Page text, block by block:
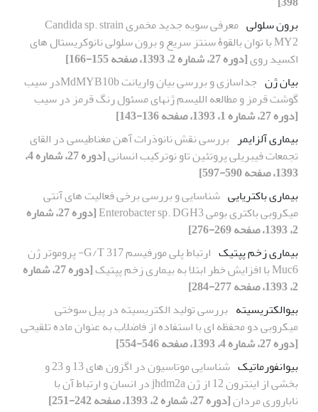
برون سلولی
معرفی سویه جدید مخمری Candida sp. strain
MY2 با توان بالقوۀ سنتز سریع و برون سلولی نانوکریستال های
اکسید روی[دوره 27، شماره 2، 1393، صفحه 155-166]
بیان ژن
جداسازی و بررسی بیان واریانت MdMYB10bدر سیب
گوشت قرمز و مطالعه اللیسم ژنهای مسئول رنگ قرمز در سیب
[دوره 27، شماره 1، 1393، صفحه 136-143]
بیماری آلزایمر بررسی نقش نانوذرات آهن مغناطیسی در القای
تجمعات فیبریلی پروتئین تاو نوترکیب انسانی
[دوره 27، شماره 4،
1393، صفحه 590-597]
بیماری باکتریایی شناسایی و بررسی برخی فعالیت های آنتی
میکروبی باکتری بومی Enterobacter sp. DGH3
[دوره 27، شماره
2، 1393، صفحه 269-276]
بیماری زخم پپتیک
ارتباط پلی مورفیسم G/T 317- پروموتر ژن
Muc6 با افزایش خطر ابتلا به بیماری زخم پپتیک
[دوره 27، شماره
2، 1393، صفحه 277-284]
بیوالکتریسیته بررسی تولید الکتریسیته در پیل سوختی
میکروبی دو محفظه ای با استفاده از فاضلاب به عنوان ماده تلقیحی
[دوره 27، شماره 4، 1393، صفحه 546-554]
بیوانفورماتیک
شناسایی موتاسیون در اگزون های 13 و 23 و
بخشی از اینترون 12 از ژن jhdm2a در انسان و ارتباط آن با
ناباروری مردان[دوره 27، شماره 2، 1393، صفحه 242-251]